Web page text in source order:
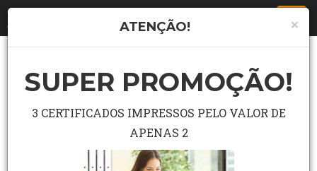
LISTA COMPLETA DE CURSO
Pesquisar curso grátis no campo abaixo.
×
ATENÇÃO!
SUPER PROMOÇÃO!
3 CERTIFICADOS IMPRESSOS PELO VALOR DE
APENAS 2